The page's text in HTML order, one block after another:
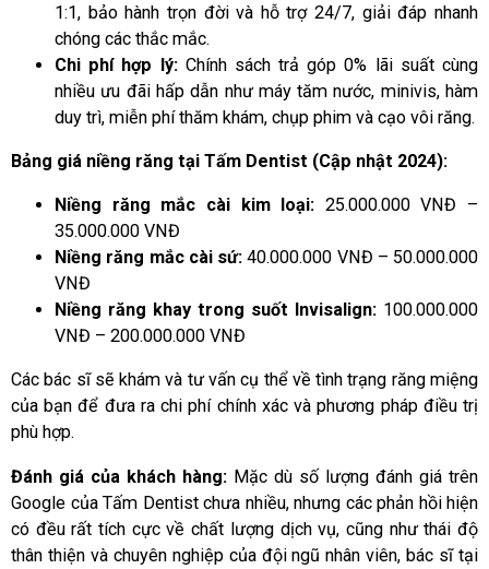
1:1, bảo hành trọn đời và hỗ trợ 24/7, giải đáp nhanh
chóng các thắc mắc.
Chi phí hợp lý:Chính sách trả góp 0% lãi suất cùng
nhiều ưu đãi hấp dẫn như máy tăm nước, minivis, hàm
duy trì, miễn phí thăm khám, chụp phim và cạo vôi răng.
Bảng giá niềng răng tại Tấm Dentist (Cập nhật 2024):
Niềng răng mắc cài kim loại: 25.000.000 VNĐ –
35.000.000 VNĐ
Niềng răng mắc cài sứ: 40.000.000 VNĐ – 50.000.000
VNĐ
Niềng răng khay trong suốt Invisalign: 100.000.000
VNĐ – 200.000.000 VNĐ
Các bác sĩ sẽ khám và tư vấn cụ thể về tình trạng răng miệng
của bạn để đưa ra chi phí chính xác và phương pháp điều trị
phù hợp.
Đánh giá của khách hàng: Mặc dù số lượng đánh giá trên
Google của Tấm Dentist chưa nhiều, nhưng các phản hồi hiện
có đều rất tích cực về chất lượng dịch vụ, cũng như thái độ
thân thiện và chuyên nghiệp của đội ngũ nhân viên, bác sĩ tại